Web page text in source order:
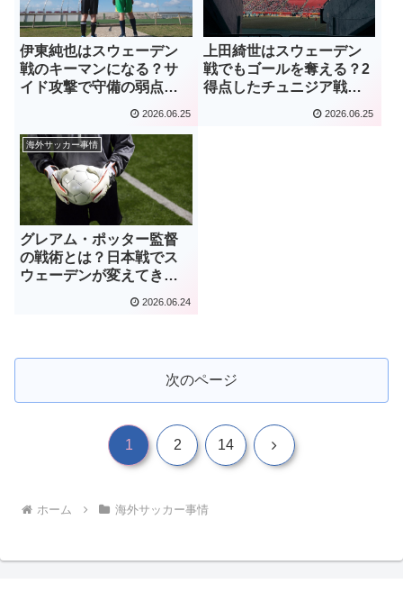
伊東純也はスウェーデン
戦のキーマンになる？サ
イド攻撃で守備の弱点を
2026.06.25
上田綺世はスウェーデン
戦でもゴールを奪える？2
得点したチュニジア戦と
2026.06.25
海外サッカー事情
グレアム・ポッター監督
の戦術とは？日本戦でス
ウェーデンが変えてきそ
2026.06.24
次のページ
1 2 14 次
ホーム 海外サッカー事情